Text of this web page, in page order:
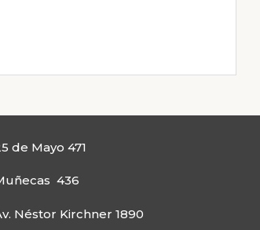
de Mayo 471
436
Néstor Kirchner 1890